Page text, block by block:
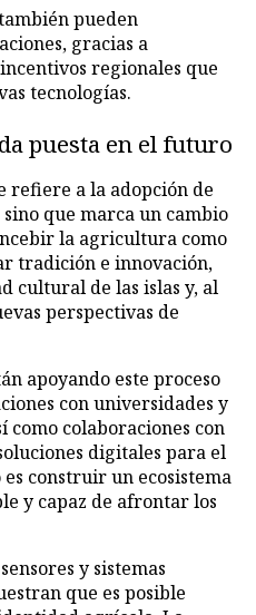
pueden
gracias a
regionales que
tecnologías.
puesta en el futuro
refiere a la adopción de
que marca un cambio
la agricultura como
tradición e innovación,
cultural de las islas y, al
perspectivas de
apoyando este proceso
con universidades y
como colaboraciones con
digitales para el
construir un ecosistema
y capaz de afrontar los
y sistemas
que es posible